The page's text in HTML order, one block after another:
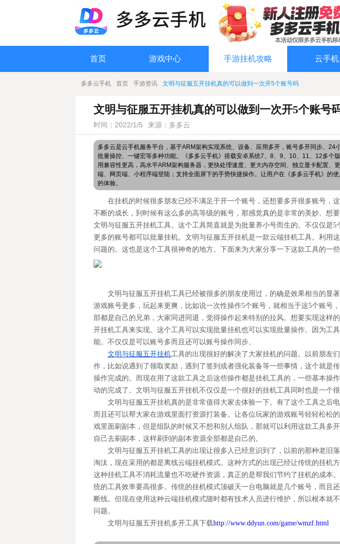
首页 游戏中心 手游挂机攻略 云手
多多云手机 首页 手游资讯 文明与征服五开挂机真的可以做到一次开5个账号码
文明与征服五开挂机真的可以做到一次开5个账号
时间：2022/1/5 来源：多多云
多多云是云手机服务平台，基于ARM架构实现系统、设备、应用多开，账号多开同步、24
批量操控、一键宏等多种功能。《多多云手机》搭载安卓系统7、8、9、10、11、12多个
用兼容性更高，高水平ARM架构服务器，更快处理速度、更大内存空间、独立显卡配置、
端、网页端、小程序端登陆；支持全面屏下的手势快捷操作。让用户在《多多云手机》的
的体验。
在挂机的时候很多朋友已经不满足于开一个账号，还想要多开很多账号，
不断的成长，到时候有这么多的高等级的账号，那感觉真的是非常的美妙。想
文明与征服五开挂机工具。这个工具简直就是为批量养小号而生的。不仅仅是5
更多的账号都可以批量挂机。文明与征服五开挂机是一款云端挂机工具。利用
问题的。这也是这个工具很神奇的地方。下面来为大家分享一下这款工具的一些
文明与征服五开挂机工具已经被很多的朋友使用过，的确是效果相当的显
游戏账号更多，玩起来更爽，比如说一次性操作5个账号，就相当于这5个账号
部都是自己的兄弟，大家同进同退，觉得操作起来特别的拉风。想要实现这样
开挂机工具来实现。这个工具可以实现批量挂机也可以实现批量操作。因为工
能。不仅仅是可以账号多而且还可以账号操作同步。
文明与征服五开挂机工具的出现很好的解决了大家挂机的问题。以前朋友
作，比如说遇到了领取奖励，遇到了签到或者强化装备等一些事情，这个就是
操作完成的。而现在用了这款工具之后这些操作都是挂机工具的，一些基本操
动的完成了。文明与征服五开挂机不仅仅是一个很好的挂机工具同时也是一个很
文明与征服五开挂机真的是非常值得大家去体验一下。有了这个工具之后
而且还可以帮大家在游戏里面打资源打装备。让各位玩家的游戏账号轻轻松松
戏里面刷副本，但是组队的时候又不想和别人组队，那就可以利用这款工具多
自己去刷副本，这样刷到的副本资源全部都是自己的。
文明与征服五开挂机工具的出现让很多人已经意识到了，以前的那种老旧
淘汰，现在采用的都是离线云端挂机模式。这种方式的出现已经让传统的挂机
这种挂机工具不消耗流量也不吃硬件资源，真正的是帮我们节约了挂机的成本
统的工具效率要高很多。传统的挂机模式顶破天一台电脑就是几个账号，而且
断线。但现在使用这种云端挂机模式随时都有技术人员进行维护，所以根本就
问题。
文明与征服五开挂机多开工具下载http://www.ddyun.com/game/wmzf.html